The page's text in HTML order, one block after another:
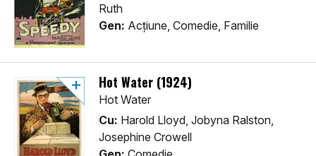
Ruth
Gen: Acţiune, Comedie, Familie
Hot Water (1924)
Hot Water
Cu: Harold Lloyd, Jobyna Ralston,
Josephine Crowell